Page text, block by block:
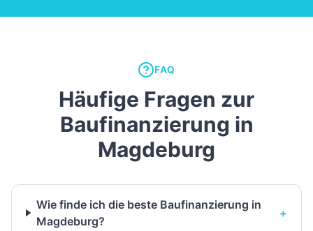
FAQ
Häufige Fragen zur
Baufinanzierung in
Magdeburg
Wie finde ich die beste Baufinanzierung in
Magdeburg?
+